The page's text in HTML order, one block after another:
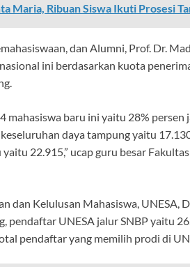
Maria, Ribuan Siswa Ikuti Prosesi
dan Alumni, Prof. Dr.
ini berdasarkan kuota
mahasiswa baru ini yaitu 28% persen
daya tampung yaitu
22.915,” ucap guru besar
dan Kelulusan Mahasiswa, UNESA,
pendaftar UNESA jalur SNBP yaitu
pendaftar yang memilih prodi di